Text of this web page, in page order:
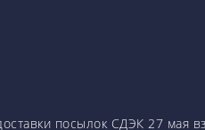
посылок СДЭК 27 мая